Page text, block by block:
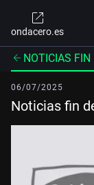
ondacero.es
NOTICIAS
06/07/2025
Noticias fin